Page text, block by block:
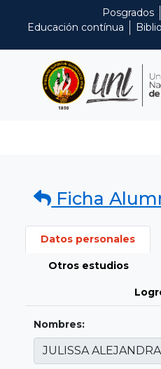
Posgrados
Educación contínua
Ficha
Datos personales
Otros estudios
Nombres: